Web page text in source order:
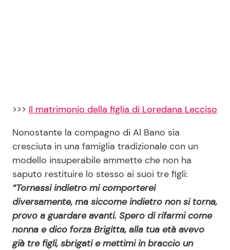
>>> Il matrimonio della figlia di Loredana Lecciso
Nonostante la compagno di Al Bano sia
cresciuta in una famiglia tradizionale con un
modello insuperabile ammette che non ha
saputo restituire lo stesso ai suoi tre figli:
“Tornassi indietro mi comporterei
diversamente, ma siccome indietro non si torna,
provo a guardare avanti. Spero di rifarmi come
nonna e dico forza Brigitta, alla tua età avevo
già tre figli, sbrigati e mettimi in braccio un